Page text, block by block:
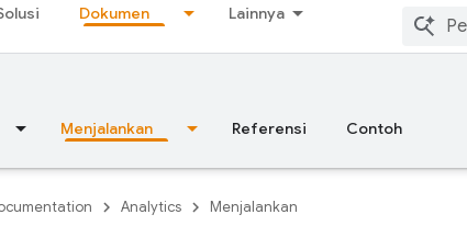
Dokumen Lainnya
Menjalankan Referensi Contoh
Analytics Menjalankan